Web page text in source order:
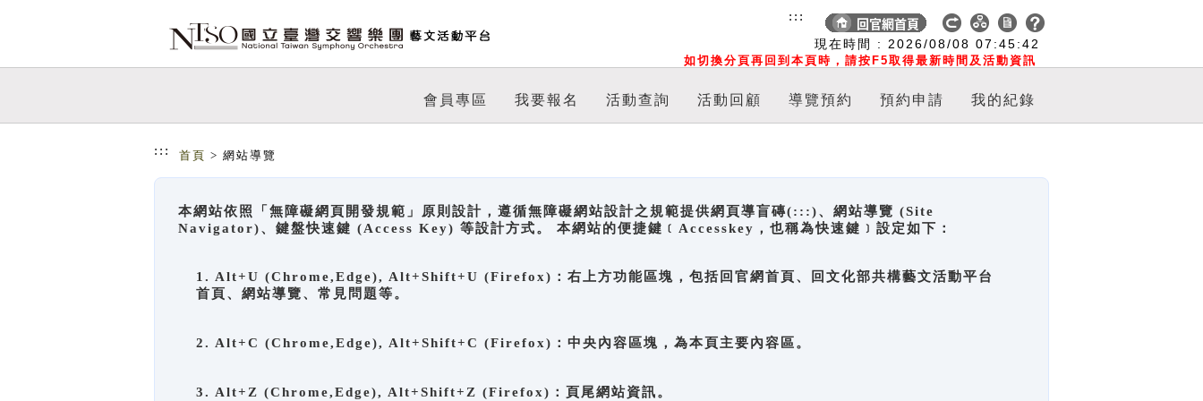
現在時間 : 2026/08/08 07:45:42
如切換分頁再回到本頁時，請按F5取得最新時間及活動資訊
:::
會員專區 我要報名 活動查詢 活動回顧 導覽預約 預約申請 我的紀錄
::: 首頁 > 網站導覽
本網站依照「無障礙網頁開發規範」原則設計，遵循無障礙網站設計之規範提供網頁導盲磚(:::)、網站導覽 (Site
Navigator)、鍵盤快速鍵 (Access Key) 等設計方式。 本網站的便捷鍵﹝Accesskey，也稱為快速鍵﹞設定如下：
1. Alt+U (Chrome,Edge), Alt+Shift+U (Firefox)：右上方功能區塊，包括回官網首頁、回文化部共構藝文活動平台
首頁、網站導覽、常見問題等。
2. Alt+C (Chrome,Edge), Alt+Shift+C (Firefox)：中央內容區塊，為本頁主要內容區。
3. Alt+Z (Chrome,Edge), Alt+Shift+Z (Firefox)：頁尾網站資訊。